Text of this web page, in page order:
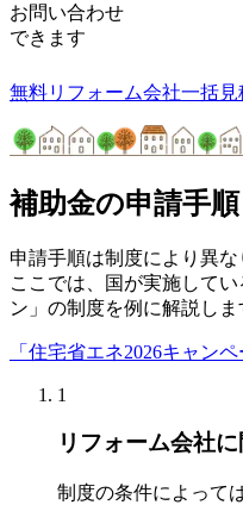
お問い合わせ
できます
無料リフォーム会社一括
補助金の申請手
申請手順は制度により異な
ここでは、国が実施して
ン」の制度を例に解説しま
「住宅省エネ2026キャン
1
リフォーム会社
制度の条件によって